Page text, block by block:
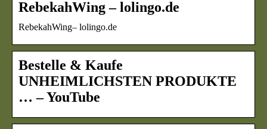
RebekahWing – lolingo.de
RebekahWing– lolingo.de
Bestelle & Kaufe
UNHEIMLICHSTEN PRODUKTE
… – YouTube